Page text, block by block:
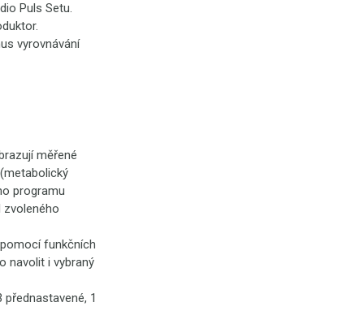
Puls Setu.
vyrovnávání
měřené
programu
zvoleného
funkčních
navolit i vybraný
1